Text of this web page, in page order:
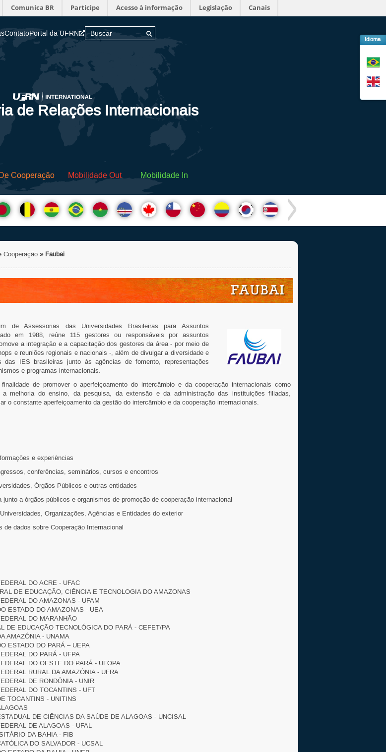
Comunica BR Participe Acesso à informação Legislação Canais
Idioma
ContatoPortal da UFRN
de Relações Internacionais
Cooperação Mobilidade Out Mobilidade In
Cooperação » Faubai
de Assessorias das Universidades Brasileiras para Assuntos
em 1988, reúne 115 gestores ou responsáveis por assuntos
a integração e a capacitação dos gestores da área - por meio de
e reuniões regionais e nacionais -, além de divulgar a diversidade e
das IES brasileiras junto às agências de fomento, representações
e programas internacionais.
de promover o aperfeiçoamento do intercâmbio e da cooperação internacionais como
a melhoria do ensino, da pesquisa, da extensão e da administração das instituições filiadas,
o constante aperfeiçoamento da gestão do intercâmbio e da cooperação internacionais.
e experiências
conferências, seminários, cursos e encontros
Órgãos Públicos e outras entidades
junto a órgãos públicos e organismos de promoção de cooperação internacional
Organizações, Agências e Entidades do exterior
de dados sobre Cooperação Internacional
DO ACRE - UFAC
DE EDUCAÇÃO, CIÊNCIA E TECNOLOGIA DO AMAZONAS
DO AMAZONAS - UFAM
ESTADO DO AMAZONAS - UEA
DO MARANHÃO
DE EDUCAÇÃO TECNOLÓGICA DO PARÁ - CEFET/PA
AMAZÔNIA - UNAMA
ESTADO DO PARÁ – UEPA
DO PARÁ - UFPA
DO OESTE DO PARÁ - UFOPA
RURAL DA AMAZÔNIA - UFRA
DE RONDÔNIA - UNIR
DO TOCANTINS - UFT
TOCANTINS - UNITINS
DE CIÊNCIAS DA SAÚDE DE ALAGOAS - UNCISAL
DE ALAGOAS - UFAL
DA BAHIA - FIB
DO SALVADOR - UCSAL